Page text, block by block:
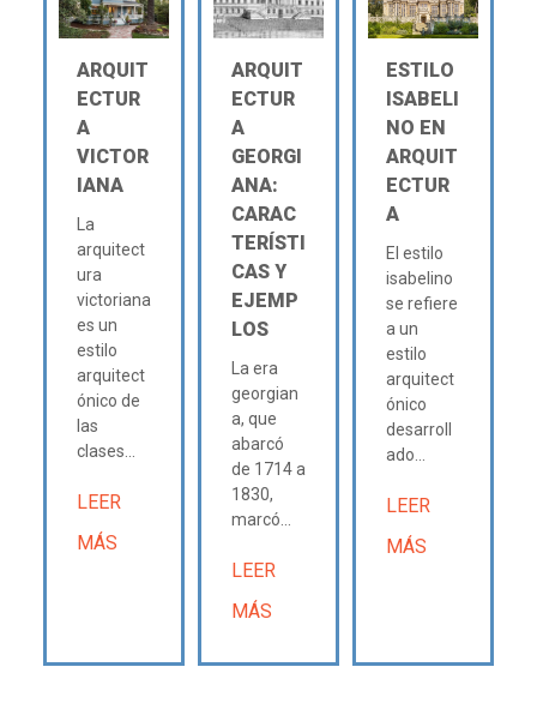
ARQUIT
ECTUR
A
VICTOR
IANA
La
arquitect
ura
victoriana
es un
estilo
arquitect
ónico de
las
clases...
LEER
MÁS
ARQUIT
ECTUR
A
GEORGI
ANA:
CARAC
TERÍSTI
CAS Y
EJEMP
LOS
La era
georgian
a, que
abarcó
de 1714 a
1830,
marcó...
LEER
MÁS
ESTILO
ISABELI
NO EN
ARQUIT
ECTUR
A
El estilo
isabelino
se refiere
a un
estilo
arquitect
ónico
desarroll
ado...
LEER
MÁS